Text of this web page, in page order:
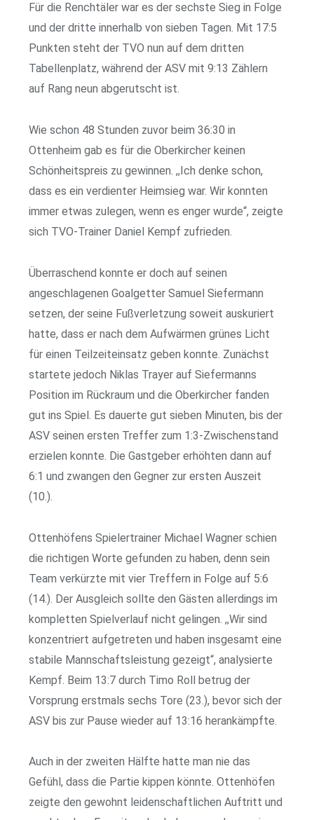
Für die Renchtäler war es der sechste Sieg in Folge
und der dritte innerhalb von sieben Tagen. Mit 17:5
Punkten steht der TVO nun auf dem dritten
Tabellenplatz, während der ASV mit 9:13 Zählern
auf Rang neun abgerutscht ist.
Wie schon 48 Stunden zuvor beim 36:30 in
Ottenheim gab es für die Oberkircher keinen
Schönheitspreis zu gewinnen. ,,Ich denke schon,
dass es ein verdienter Heimsieg war. Wir konnten
immer etwas zulegen, wenn es enger wurde“, zeigte
sich TVO-Trainer Daniel Kempf zufrieden.
Überraschend konnte er doch auf seinen
angeschlagenen Goalgetter Samuel Siefermann
setzen, der seine Fußverletzung soweit auskuriert
hatte, dass er nach dem Aufwärmen grünes Licht
für einen Teilzeiteinsatz geben konnte. Zunächst
startete jedoch Nik­las Trayer auf Siefermanns
Position im Rückraum und die Oberkircher fanden
gut ins Spiel. Es dauerte gut sieben Minuten, bis der
ASV seinen ersten Treffer zum 1:3-Zwischenstand
erzielen konnte. Die Gastgeber erhöhten dann auf
6:1 und zwangen den Gegner zur ersten Auszeit
(10.).
Ottenhöfens Spielertrainer Michael Wagner schien
die richtigen Worte gefunden zu haben, denn sein
Team verkürzte mit vier Treffern in Folge auf 5:6
(14.). Der Ausgleich sollte den Gästen allerdings im
kompletten Spielverlauf nicht gelingen. ,,Wir sind
konzentriert aufgetreten und haben insgesamt eine
stabile Mannschaftsleistung gezeigt“, analysierte
Kempf. Beim 13:7 durch Timo Roll betrug der
Vorsprung erstmals sechs Tore (23.), bevor sich der
ASV bis zur Pause wieder auf 13:16 herankämpfte.
Auch in der zweiten Hälfte hatte man nie das
Gefühl, dass die Partie kippen könnte. Ottenhöfen
zeigte den gewohnt leidenschaftlichen Auftritt und